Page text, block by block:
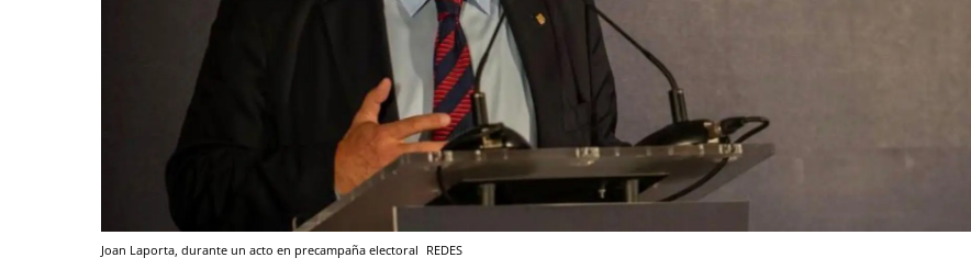
Joan Laporta, durante un acto en precampaña electoral REDES